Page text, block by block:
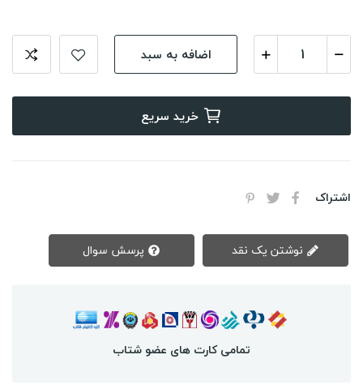
اضافه به سبد
خرید سریع
اشتراک
تمامی کارت های عضو شتاب